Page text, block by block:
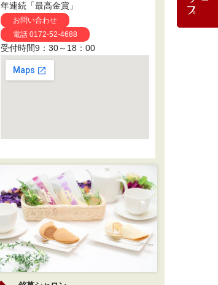
年連続「最高金賞」
お問い合わせ
電話 0172-52-4688
受付時間9：30～18：00